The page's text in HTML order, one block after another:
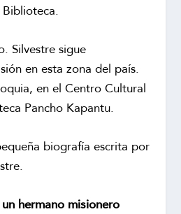
Silvestre sigue
en esta zona del país.
en el Centro Cultural
Pancho Kapantu.
biografía escrita por
hermano misionero